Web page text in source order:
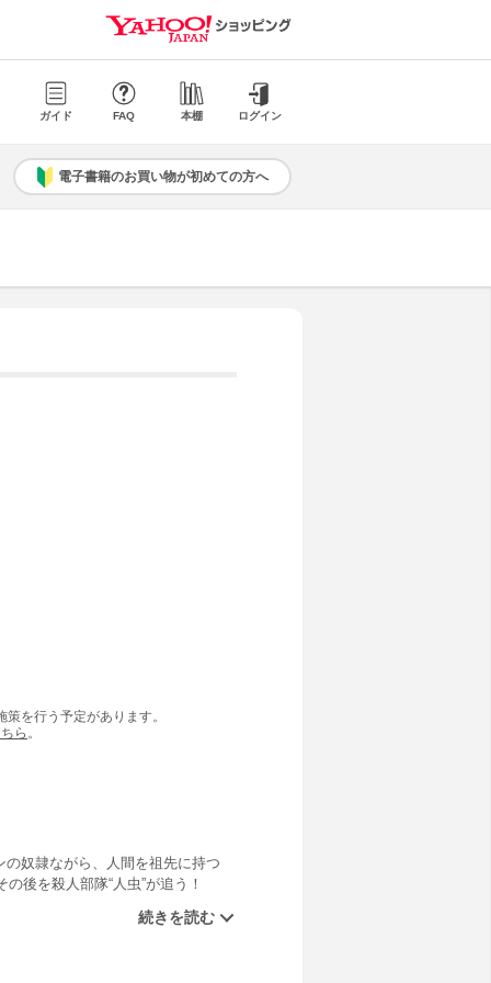
ガイド FAQ 本棚 ログイン
電子書籍のお買い物が初めての方へ
を行う予定があります。
ちら 。
奴隷ながら、人間を祖先に持つ
後を殺人部隊“人虫”が追う！